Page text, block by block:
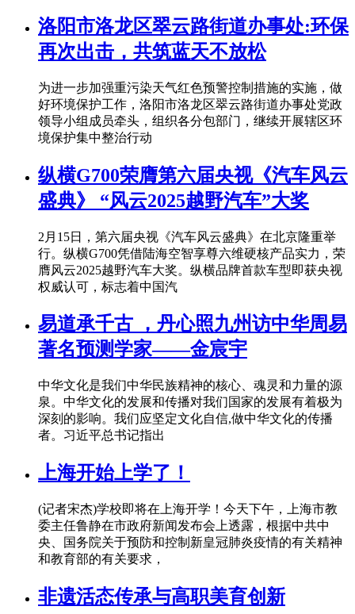
洛阳市洛龙区翠云路街道办事处:环保
再次出击，共筑蓝天不放松
为进一步加强重污染天气红色预警控制措施的实施，做
好环境保护工作，洛阳市洛龙区翠云路街道办事处党政
领导小组成员牵头，组织各分包部门，继续开展辖区环
境保护集中整治行动
纵横G700荣膺第六届央视《汽车风云
盛典》 “风云2025越野汽车”大奖
2月15日，第六届央视《汽车风云盛典》在北京隆重举
行。纵横G700凭借陆海空智享尊六维硬核产品实力，荣
膺风云2025越野汽车大奖。纵横品牌首款车型即获央视
权威认可，标志着中国汽
易道承千古 ，丹心照九州访中华周易
著名预测学家——金宸宇
中华文化是我们中华民族精神的核心、魂灵和力量的源
泉。中华文化的发展和传播对我们国家的发展有着极为
深刻的影响。我们应坚定文化自信,做中华文化的传播
者。习近平总书记指出
上海开始上学了！
(记者宋杰)学校即将在上海开学！今天下午，上海市教
委主任鲁静在市政府新闻发布会上透露，根据中共中
央、国务院关于预防和控制新皇冠肺炎疫情的有关精神
和教育部的有关要求，
非遗活态传承与高职美育创新